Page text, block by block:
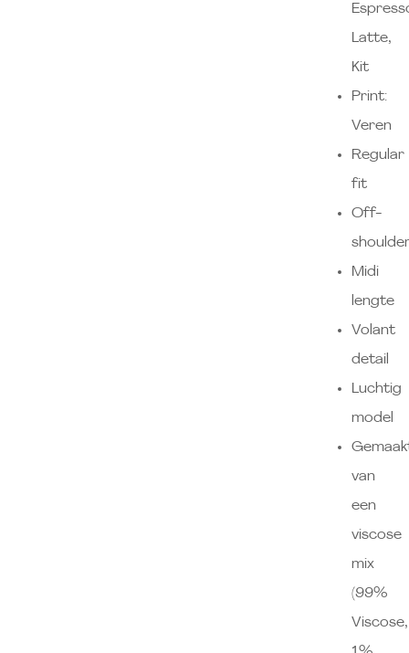
Latte,
Kit
Print:
Veren
Regular
fit
Off-
Midi
lengte
Volant
detail
Luchtig
model
van
een
viscose
mix
(99%
Viscose,